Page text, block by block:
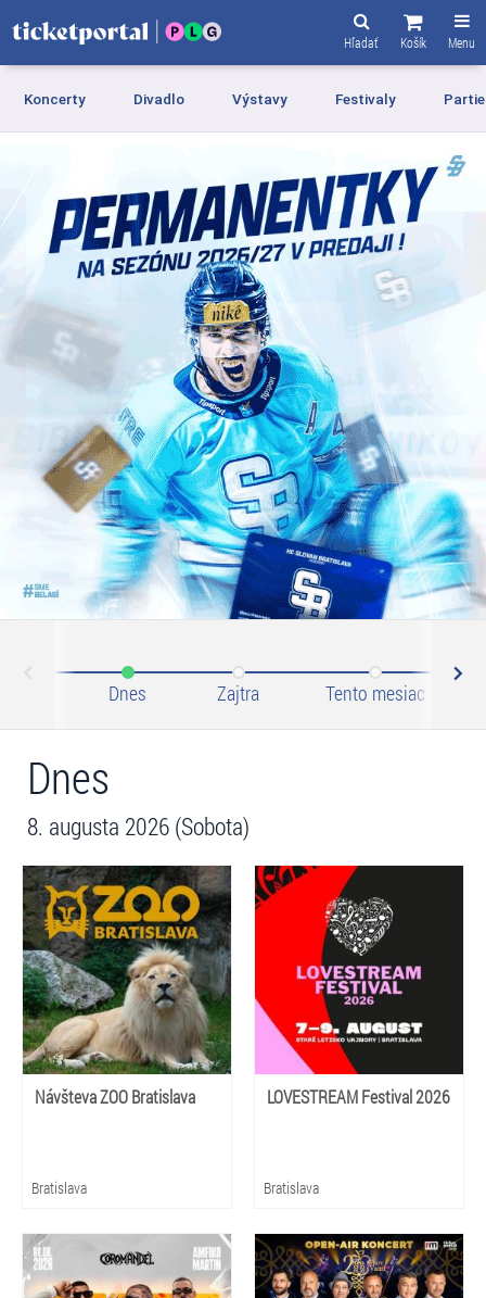
Menu
Košík
Hľadať
Koncerty Divadlo Výstavy Festivaly
Dnes Zajtra Tento mesiac
Dnes
8. augusta 2026 (Sobota)
Návšteva ZOO Bratislava
Bratislava
LOVESTREAM Festival 2026
Bratislava